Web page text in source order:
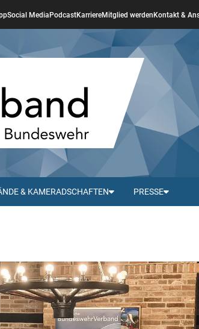
Social Media PodcastKarriereMitglied werden Kontakt &
& KAMERADSCHAFTEN PRESSE